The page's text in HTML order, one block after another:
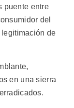
puente entre
del
de
en una sierra